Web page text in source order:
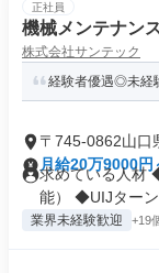
正社員
機械メンテナン
株式会社サンテック
経験者優遇◎未経
〒745-0862山口
月給20万9000円
求めている人材
能） ◆UIJター
業界未経験歓迎 +19